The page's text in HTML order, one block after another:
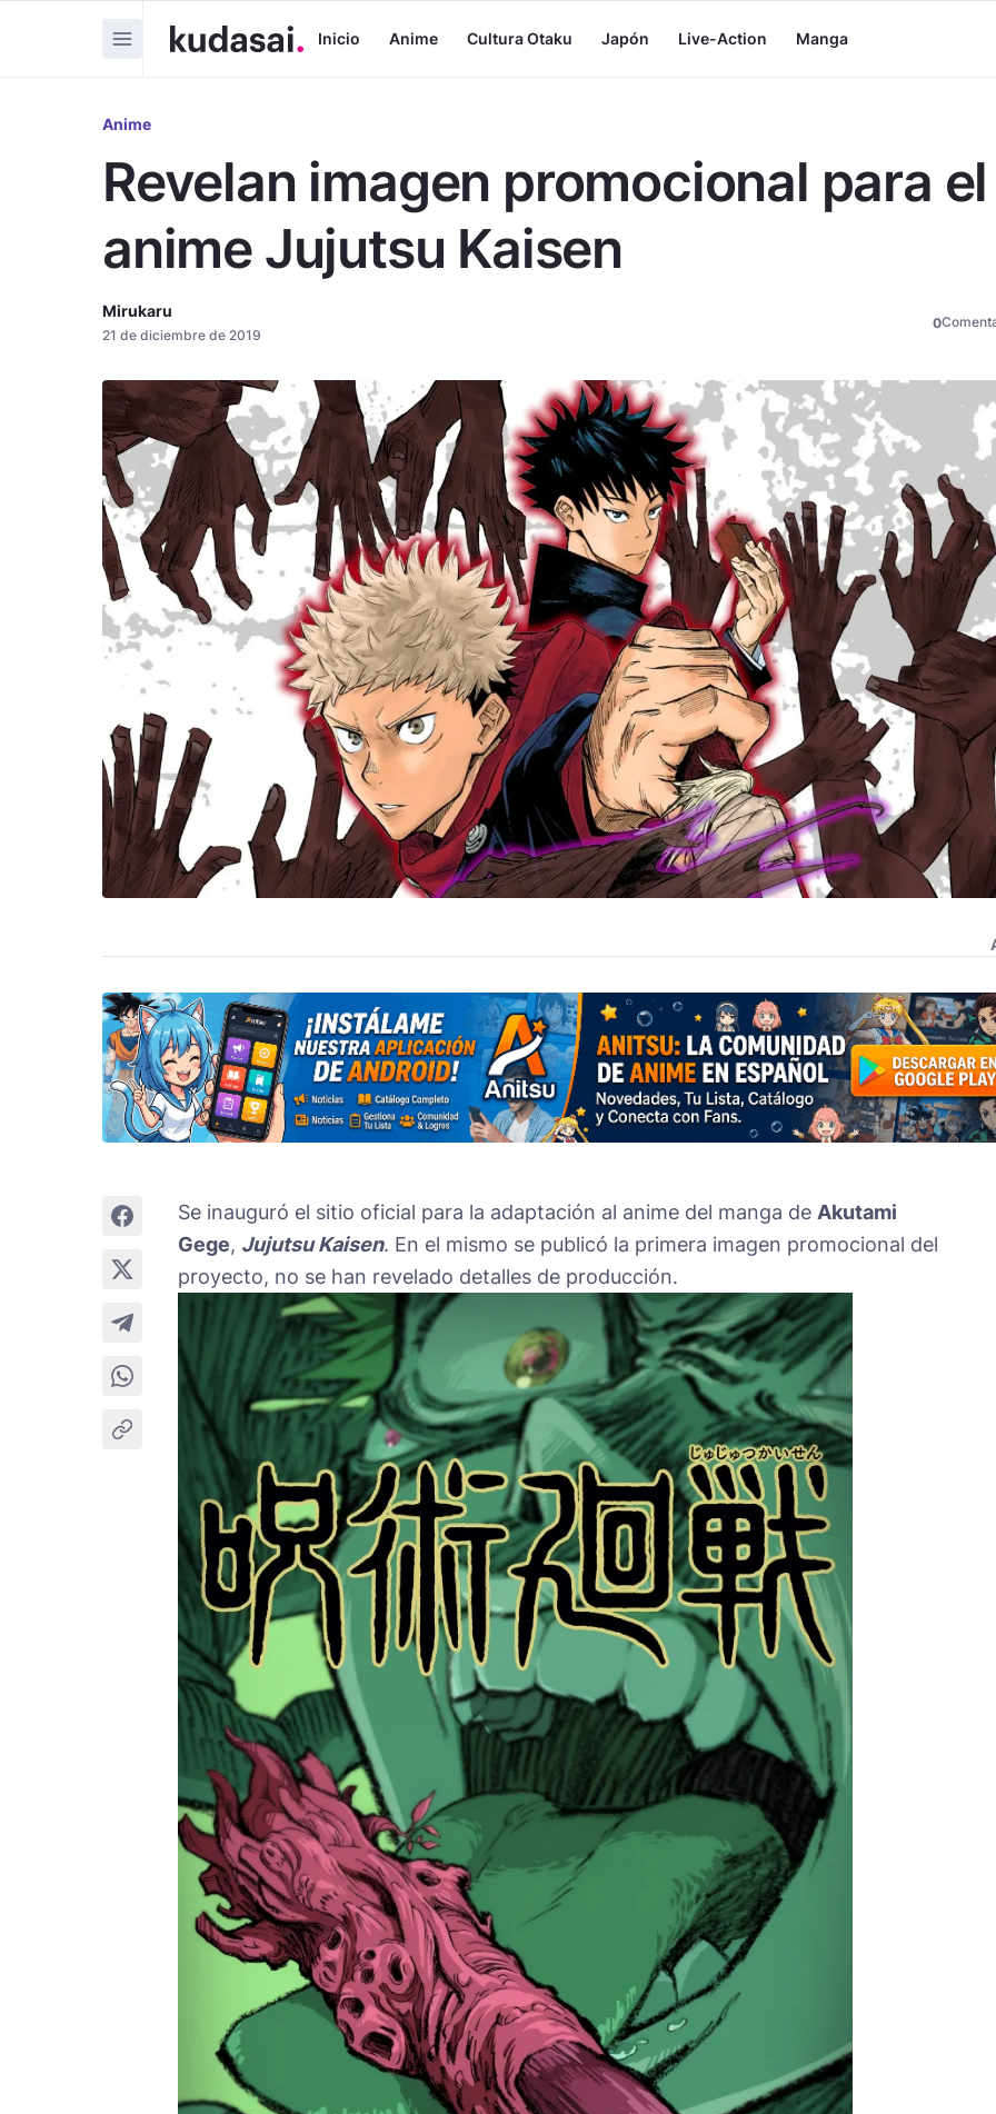
Inicio Anime Cultura Otaku Japón Live-Action Manga
Anime
Revelan imagen promocional para el
anime Jujutsu Kaisen
Mirukaru
21 de diciembre de 2019
0
Se inauguró el sitio oficial para la adaptación al anime del manga de Akutami
Gege, Jujutsu Kaisen. En el mismo se publicó la primera imagen promocional del
proyecto, no se han revelado detalles de producción.